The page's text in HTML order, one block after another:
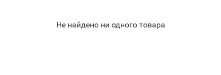
Не найдено ни одного товара